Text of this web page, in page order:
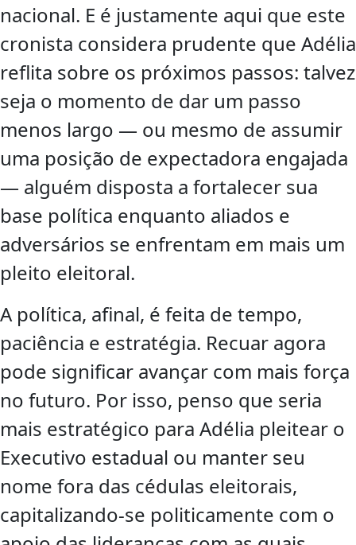
nacional. E é justamente aqui que este
cronista considera prudente que Adélia
reflita sobre os próximos passos: talvez
seja o momento de dar um passo
menos largo — ou mesmo de assumir
uma posição de expectadora engajada
— alguém disposta a fortalecer sua
base política enquanto aliados e
adversários se enfrentam em mais um
pleito eleitoral.
A política, afinal, é feita de tempo,
paciência e estratégia. Recuar agora
pode significar avançar com mais força
no futuro. Por isso, penso que seria
mais estratégico para Adélia pleitear o
Executivo estadual ou manter seu
nome fora das cédulas eleitorais,
capitalizando-se politicamente com o